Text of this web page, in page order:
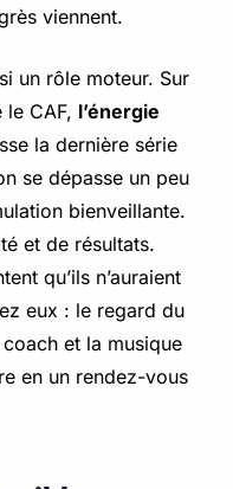
viennent.
un rôle moteur. Sur
le CAF, l’énergie
la dernière série
se dépasse un peu
bienveillante.
et de résultats.
qu’ils n’auraient
eux : le regard du
et la musique
en un rendez-vous